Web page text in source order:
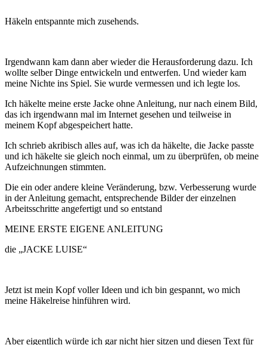
Häkeln entspannte mich zusehends.
Irgendwann kam dann aber wieder die Herausforderung dazu. Ich
wollte selber Dinge entwickeln und entwerfen. Und wieder kam
meine Nichte ins Spiel. Sie wurde vermessen und ich legte los.
Ich häkelte meine erste Jacke ohne Anleitung, nur nach einem Bild,
das ich irgendwann mal im Internet gesehen und teilweise in
meinem Kopf abgespeichert hatte.
Ich schrieb akribisch alles auf, was ich da häkelte, die Jacke passte
und ich häkelte sie gleich noch einmal, um zu überprüfen, ob meine
Aufzeichnungen stimmten.
Die ein oder andere kleine Veränderung, bzw. Verbesserung wurde
in der Anleitung gemacht, entsprechende Bilder der einzelnen
Arbeitsschritte angefertigt und so entstand
MEINE ERSTE EIGENE ANLEITUNG
die „JACKE LUISE“
Jetzt ist mein Kopf voller Ideen und ich bin gespannt, wo mich
meine Häkelreise hinführen wird.
Aber eigentlich würde ich gar nicht hier sitzen und diesen Text für